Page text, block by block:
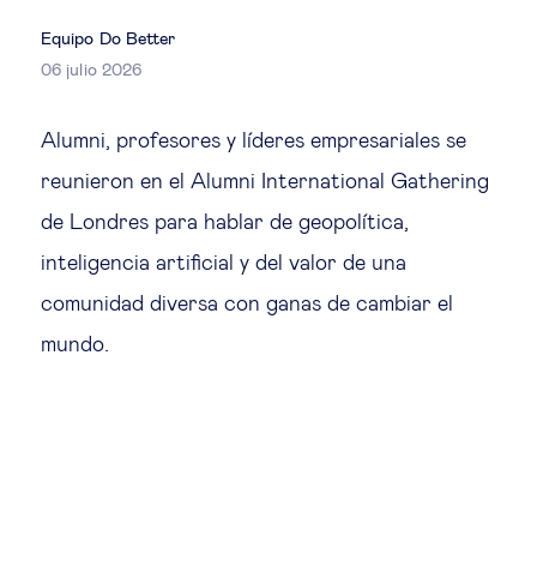
Mujeres & negocios
Cambio tecnológico &
transformación digital
Datos & ciencias del comportamiento
Equipo Do Better
06 julio 2026
Alumni, profesores y líderes empresariales se
reunieron en el Alumni International Gathering
de Londres para hablar de geopolítica,
inteligencia artificial y del valor de una
comunidad diversa con ganas de cambiar el
mundo.